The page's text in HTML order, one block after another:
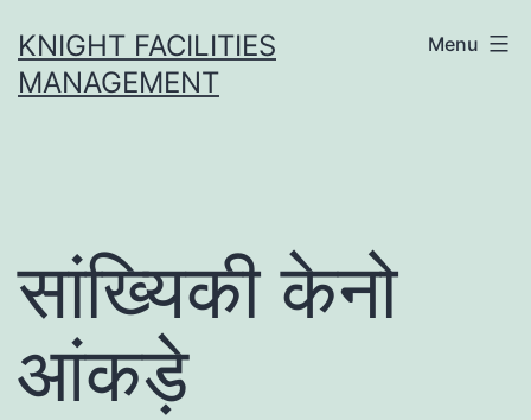
to
content
KNIGHT FACILITIES
MANAGEMENT
Menu
सांख्यिकी केनो
आंकड़े